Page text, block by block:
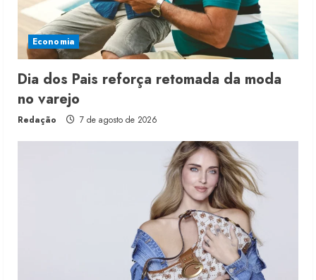
Economia
Dia dos Pais reforça retomada da moda
no varejo
Redação 7 de agosto de 2026